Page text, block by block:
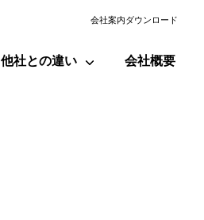
会社案内ダウンロード
他社との違い 会社概要